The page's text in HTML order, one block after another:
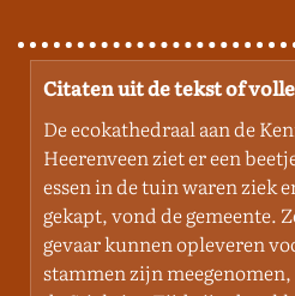
Citaten uit de tekst of
De ecokathedraal aan de
Heerenveen ziet er een
essen in de tuin waren ziek
gekapt, vond de gemeente.
gevaar kunnen opleveren
stammen zijn